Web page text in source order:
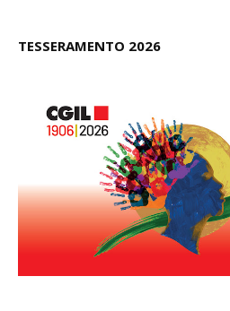
TESSERAMENTO 2026